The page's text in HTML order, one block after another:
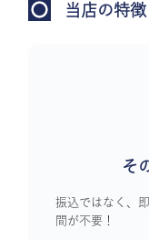
当店の特徴
そ
振込ではなく、
間が不要！